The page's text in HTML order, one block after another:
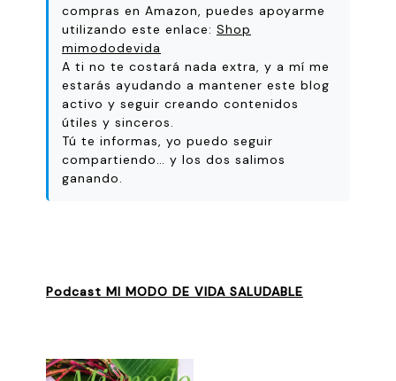
compras en Amazon, puedes apoyarme
utilizando este enlace: Shop
mimododevida
A ti no te costará nada extra, y a mí me
estarás ayudando a mantener este blog
activo y seguir creando contenidos
útiles y sinceros.
Tú te informas, yo puedo seguir
compartiendo… y los dos salimos
ganando.
Podcast MI MODO DE VIDA SALUDABLE